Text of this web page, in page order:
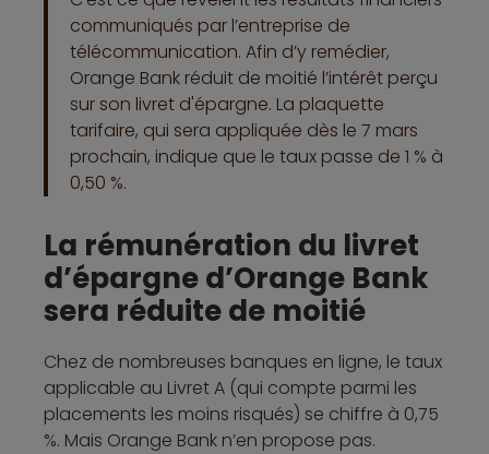
communiqués par l’entreprise de
télécommunication. Afin d’y remédier,
Orange Bank réduit de moitié l’intérêt perçu
sur son livret d'épargne. La plaquette
tarifaire, qui sera appliquée dès le 7 mars
prochain, indique que le taux passe de 1 % à
0,50 %.
La rémunération du livret
d’épargne d’Orange Bank
sera réduite de moitié
Chez de nombreuses banques en ligne, le taux
applicable au Livret A (qui compte parmi les
placements les moins risqués) se chiffre à 0,75
%. Mais Orange Bank n’en propose pas.